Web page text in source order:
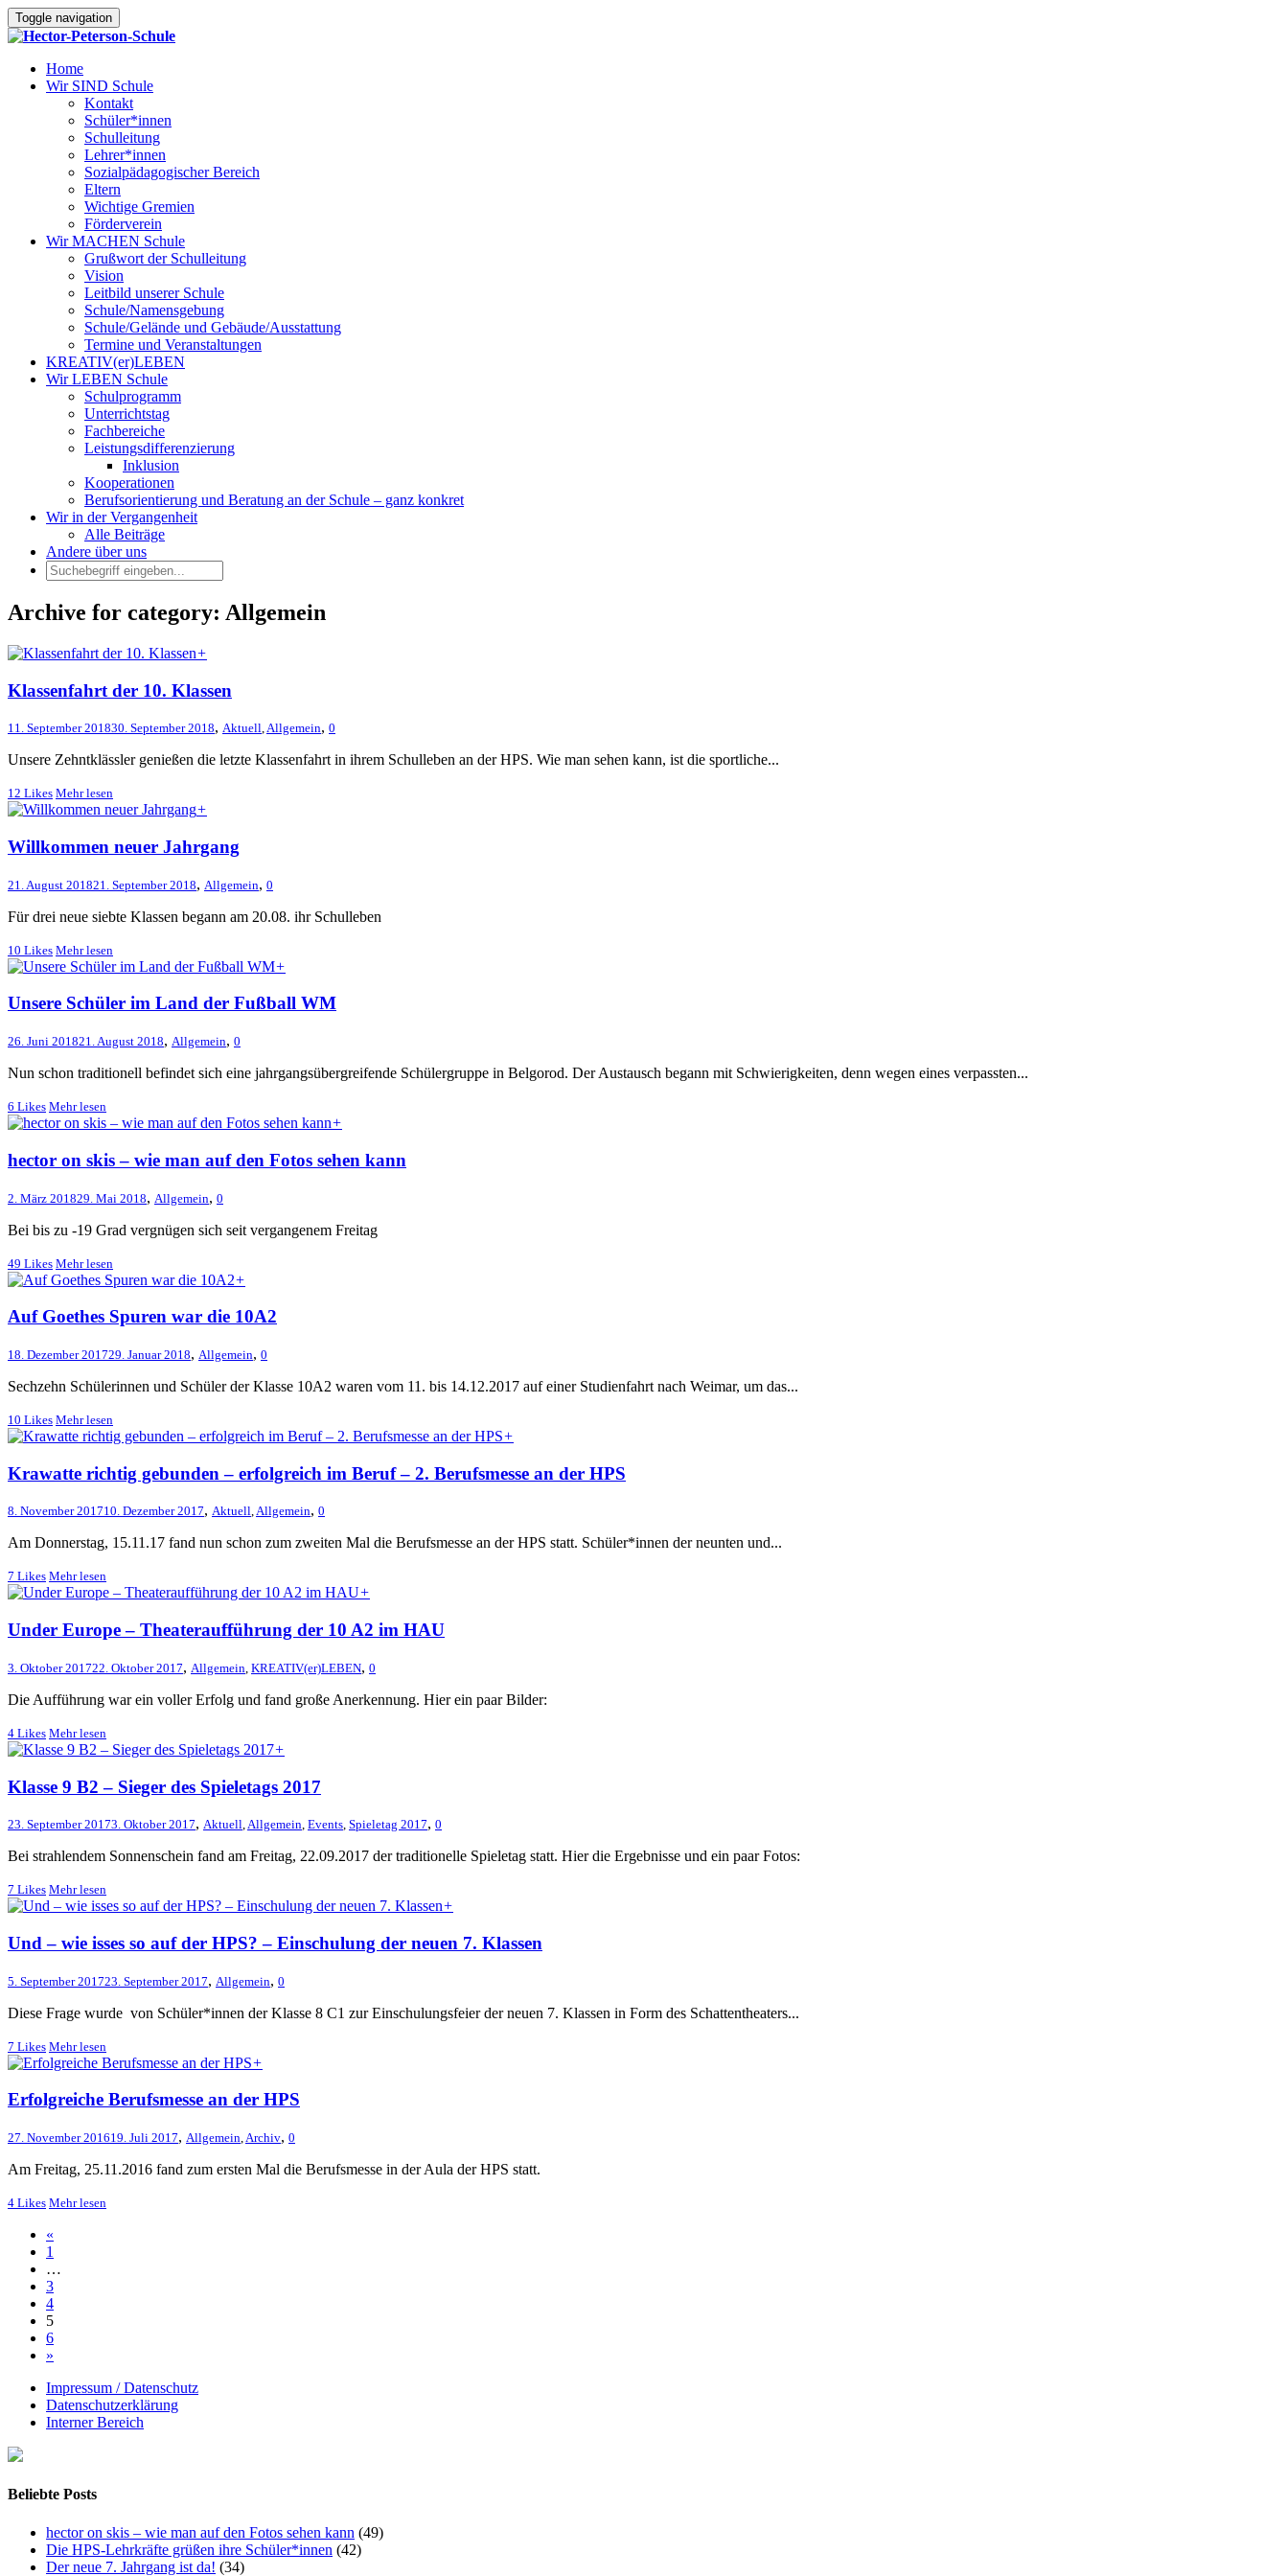
Toggle navigation
Home
Wir SIND Schule
Kontakt
Schüler*innen
Schulleitung
Lehrer*innen
Sozialpädagogischer Bereich
Eltern
Wichtige Gremien
Förderverein
Wir MACHEN Schule
Grußwort der Schulleitung
Vision
Leitbild unserer Schule
Schule/Namensgebung
Schule/Gelände und Gebäude/Ausstattung
Termine und Veranstaltungen
KREATIV(er)LEBEN
Wir LEBEN Schule
Schulprogramm
Unterrichtstag
Fachbereiche
Leistungsdifferenzierung
Inklusion
Kooperationen
Berufsorientierung und Beratung an der Schule – ganz konkret
Wir in der Vergangenheit
Alle Beiträge
Andere über uns
Archive for category: Allgemein
+
Klassenfahrt der 10. Klassen
11. September 201830. September 2018, Aktuell,Allgemein, 0
Unsere Zehntklässler genießen die letzte Klassenfahrt in ihrem Schulleben an der HPS. Wie man sehen kann, ist die sportliche...
12 Likes Mehr lesen
+
Willkommen neuer Jahrgang
21. August 201821. September 2018, Allgemein, 0
Für drei neue siebte Klassen begann am 20.08. ihr Schulleben
10 Likes Mehr lesen
+
Unsere Schüler im Land der Fußball WM
26. Juni 201821. August 2018, Allgemein, 0
Nun schon traditionell befindet sich eine jahrgangsübergreifende Schülergruppe in Belgorod. Der Austausch begann mit Schwierigkeiten, denn wegen eines verpassten...
6 Likes Mehr lesen
+
hector on skis – wie man auf den Fotos sehen kann
2. März 201829. Mai 2018, Allgemein, 0
Bei bis zu -19 Grad vergnügen sich seit vergangenem Freitag
49 Likes Mehr lesen
+
Auf Goethes Spuren war die 10A2
18. Dezember 201729. Januar 2018, Allgemein, 0
Sechzehn Schülerinnen und Schüler der Klasse 10A2 waren vom 11. bis 14.12.2017 auf einer Studienfahrt nach Weimar, um das...
10 Likes Mehr lesen
+
Krawatte richtig gebunden – erfolgreich im Beruf – 2. Berufsmesse an der HPS
8. November 201710. Dezember 2017, Aktuell,Allgemein, 0
Am Donnerstag, 15.11.17 fand nun schon zum zweiten Mal die Berufsmesse an der HPS statt. Schüler*innen der neunten und...
7 Likes Mehr lesen
+
Under Europe – Theateraufführung der 10 A2 im HAU
3. Oktober 201722. Oktober 2017, Allgemein KREATIV(er)LEBEN, 0
Die Aufführung war ein voller Erfolg und fand große Anerkennung. Hier ein paar Bilder:
4 Likes Mehr lesen
+
Klasse 9 B2 – Sieger des Spieletags 2017
23. September 20173. Oktober 2017, Aktuell,Allgemein, Events, Spieletag 2017, 0
Bei strahlendem Sonnenschein fand am Freitag, 22.09.2017 der traditionelle Spieletag statt. Hier die Ergebnisse und ein paar Fotos:
7 Likes Mehr lesen
+
Und – wie isses so auf der HPS? – Einschulung der neuen 7. Klassen
5. September 201723. September 2017, Allgemein, 0
Diese Frage wurde von Schüler*innen der Klasse 8 C1 zur Einschulungsfeier der neuen 7. Klassen in Form des Schattentheaters...
7 Likes Mehr lesen
+
Erfolgreiche Berufsmesse an der HPS
27. November 201619. Juli 2017, Allgemein,Archiv, 0
Am Freitag, 25.11.2016 fand zum ersten Mal die Berufsmesse in der Aula der HPS statt.
4 Likes Mehr lesen
«
1
…
3
4
5
6
»
Impressum / Datenschutz
Datenschutzerklärung
Interner Bereich
Beliebte Posts
hector on skis – wie man auf den Fotos sehen kann (49)
Die HPS-Lehrkräfte grüßen ihre Schüler*innen (42)
Der neue 7. Jahrgang ist da! (34)